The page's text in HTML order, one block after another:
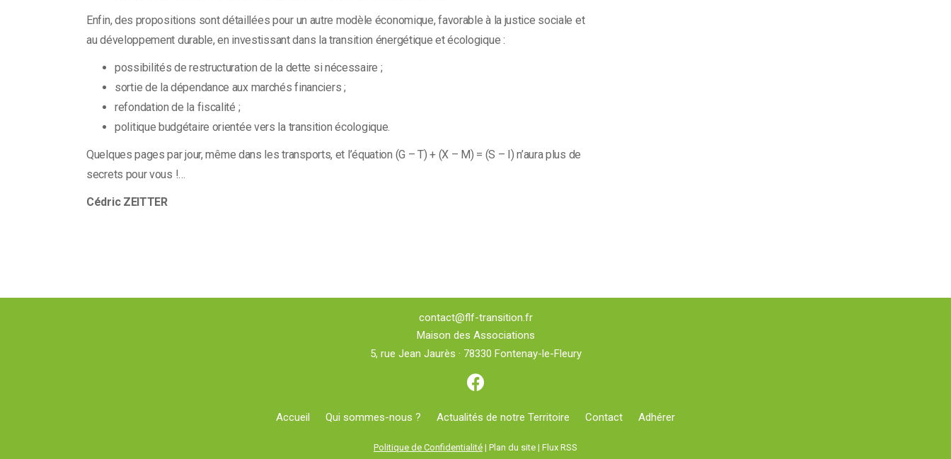
Enfin, des propositions sont détaillées pour un autre modèle économique, favorable à la justice sociale et
au développement durable, en investissant dans la transition énergétique et écologique :
possibilités de restructuration de la dette si nécessaire ;
sortie de la dépendance aux marchés financiers ;
refondation de la fiscalité ;
politique budgétaire orientée vers la transition écologique.
Quelques pages par jour, même dans les transports, et l’équation (G – T) + (X – M) = (S – I) n’aura plus de
secrets pour vous !…
Cédric ZEITTER
contact@flf-transition.fr
Maison des Associations
5, rue Jean Jaurès · 78330 Fontenay-le-Fleury
Accueil Qui sommes-nous ? Actualités de notre Territoire Contact Adhérer
Politique de Confidentialité | Plan du site | Flux RSS